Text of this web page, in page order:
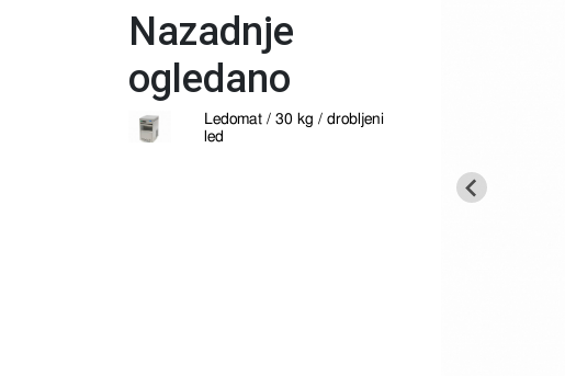
Nazadnje
ogledano
Ledomat / 30 kg / drobljeni
led